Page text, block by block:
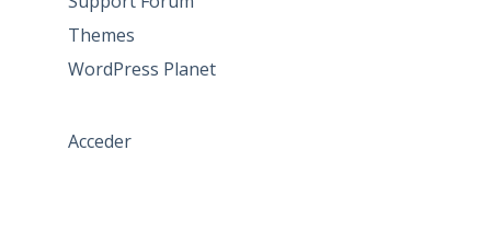
Themes
WordPress Planet
Acceder